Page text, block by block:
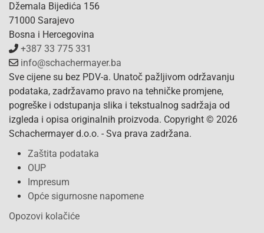
Džemala Bijedića 156
71000 Sarajevo
Bosna i Hercegovina
+387 33 775 331
info@schachermayer.ba
Sve cijene su bez PDV-a. Unatoč pažljivom održavanju
podataka, zadržavamo pravo na tehničke promjene,
pogreške i odstupanja slika i tekstualnog sadržaja od
izgleda i opisa originalnih proizvoda. Copyright © 2026
Schachermayer d.o.o. - Sva prava zadržana.
Zaštita podataka
OUP
Impresum
Opće sigurnosne napomene
Opozovi kolačiće